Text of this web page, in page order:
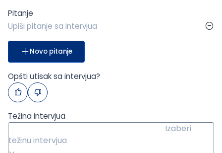
Pitanje
Novo pitanje
Opšti utisak sa intervjua?
Težina intervjua
Izaberi
težinu intervjua